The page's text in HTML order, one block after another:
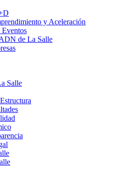
y Aceleración
de La Salle
Salle